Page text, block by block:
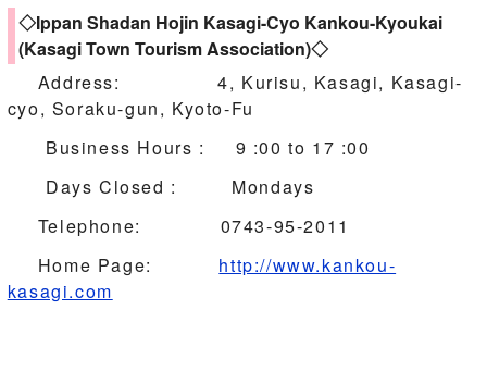
◇Ippan Shadan Hojin Kasagi-Cyo Kankou-Kyoukai
(Kasagi Town Tourism Association)◇
Address: 4, Kurisu, Kasagi, Kasagi-
cyo, Soraku-gun, Kyoto-Fu
Business Hours : 9 :00 to 17 :00
Days Closed : Mondays
Telephone: 0743-95-2011
Home Page: http://www.kankou-
kasagi.com